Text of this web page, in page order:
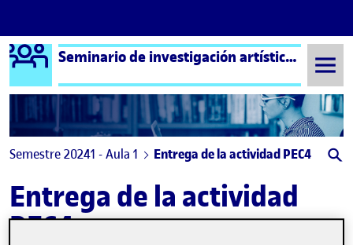
Saltar al contenido
Logo Ágora Seminario de investigación artística – Aula 1
Semestre 20241 - Aula 1 Entrega de la actividad PEC4
Entrega de la actividad
PEC4